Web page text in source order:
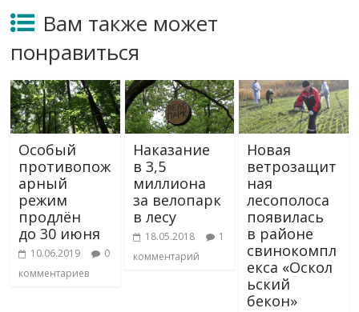
Вам также может
понравиться
Особый
противопож
арный
режим
продлён
до 30 июня
10.06.2019
0
комментариев
Наказание
в 3,5
миллиона
за велопарк
в лесу
18.05.2018
1
комментарий
Новая
ветрозащит
ная
лесополоса
появилась
в районе
свинокомпл
екса «Оскол
ьский
бекон»